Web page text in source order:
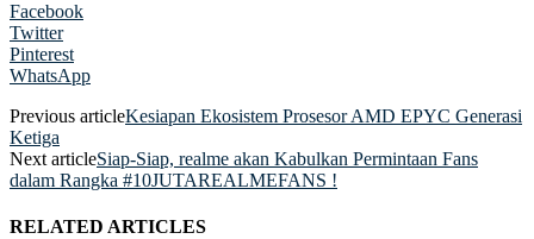
Facebook
Twitter
Pinterest
WhatsApp
Previous articleKesiapan Ekosistem Prosesor AMD EPYC Generasi
Ketiga
Next articleSiap-Siap, realme akan Kabulkan Permintaan Fans
dalam Rangka #10JUTAREALMEFANS !
RELATED ARTICLES